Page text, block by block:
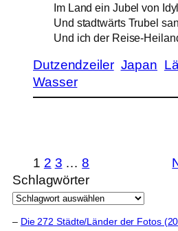
Im Land ein Jubel von
Und stadtwärts Trubel
Und ich der Reise-
Dutzendzeiler Japan
Wasser
1 2 3 … 8
Schlagwörter
– Die 272 Städte/Länder der Fotos